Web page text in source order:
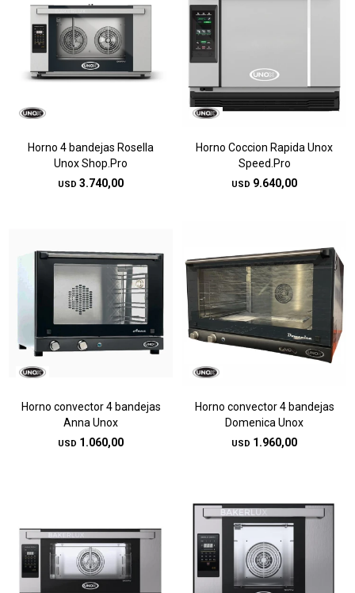
Horno 4 bandejas Rosella
Unox Shop.Pro
USD 3.740,00
Horno Coccion Rapida Unox
Speed.Pro
USD 9.640,00
Horno convector 4 bandejas
Anna Unox
USD 1.060,00
Horno convector 4 bandejas
Domenica Unox
USD 1.960,00